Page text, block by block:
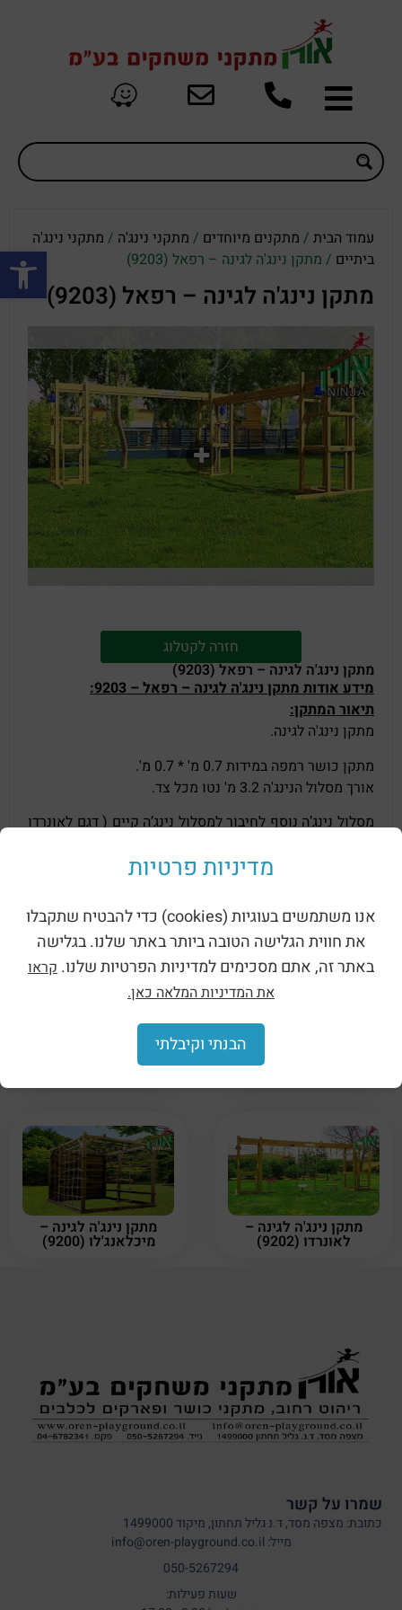
פתח
עמוד הבית / מתקנים מיוחדים / מתקני נינג'ה / מתקני נינג'ה
ביתיים / מתקן נינג'ה לגינה – רפאל (9203)
מתקן נינג'ה לגינה – רפאל (9203)
חזרה לקטלוג
מתקן נינג'ה לגינה – רפאל (9203)
מידע אודות מתקן נינג'ה לגינה – רפאל – 9203:
תיאור המתקן:
מתקן נינג'ה לגינה.
מתקן כושר רמפה במידות 0.7 מ' * 0.7 מ'.
אורך מסלול הנינג'ה 3.2 מ' נטו מכל צד.
מסלול נינג’ה נוסף לחיבור למסלול נינג’ה קיים ( דגם לאונרדו
היוצר מתקן נינג'ה גדול, מאתגר ומרשים יותר.
מוצרים קשורים
מתקן נינג'ה לגינה – אביזרי תלייה למתקן נינג'ה
מתקן נינג'ה לגינה –
לאונרדו (9202)
מתקן נינג'ה לגינה –
מיכלאנג'לו (9200)
שמרו על קשר
כתובת: מצפה מסד, ד.נ גליל תחתון, מיקוד 1499000
מייל: info@oren-playground.co.il
050-5267294
שעות פעילות:
מדיניות פרטיות
אנו משתמשים בעוגיות (cookies) כדי להבטיח שתקבלו
את חווית הגלישה הטובה ביותר באתר שלנו. בגלישה
באתר זה, אתם מסכימים למדיניות הפרטיות שלנו. קראו
את המדיניות המלאה כאן.
הבנתי וקיבלתי